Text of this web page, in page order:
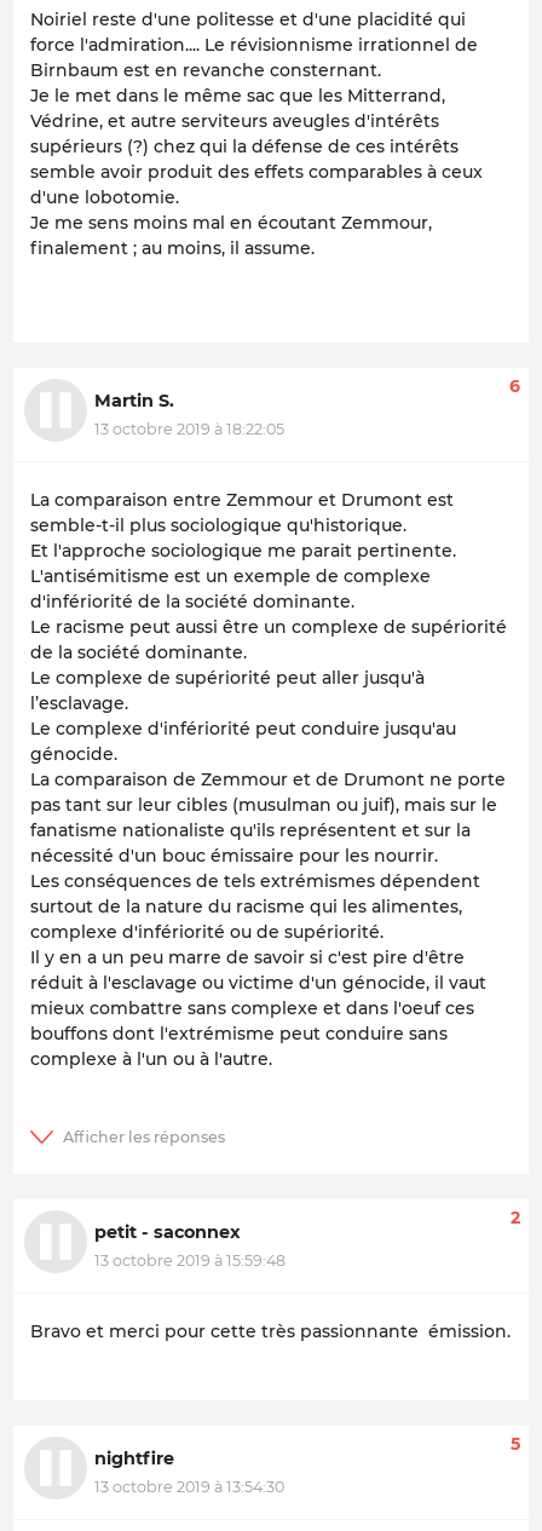
Noiriel reste d'une politesse et d'une placidité qui
force l'admiration.... Le révisionnisme irrationnel de
Birnbaum est en revanche consternant.
Je le met dans le même sac que les Mitterrand,
Védrine, et autre serviteurs aveugles d'intérêts
supérieurs (?) chez qui la défense de ces intérêts
semble avoir produit des effets comparables à ceux
d'une lobotomie.
Je me sens moins mal en écoutant Zemmour,
finalement ; au moins, il assume.
Martin S.
13 octobre 2019 à 18:22:05
6
La comparaison entre Zemmour et Drumont est
semble-t-il plus sociologique qu'historique.
Et l'approche sociologique me parait pertinente.
L'antisémitisme est un exemple de complexe
d'infériorité de la société dominante.
Le racisme peut aussi être un complexe de supériorité
de la société dominante.
Le complexe de supériorité peut aller jusqu'à
l’esclavage.
Le complexe d'infériorité peut conduire jusqu'au
génocide.
La comparaison de Zemmour et de Drumont ne porte
pas tant sur leur cibles (musulman ou juif), mais sur le
fanatisme nationaliste qu'ils représentent et sur la
nécessité d'un bouc émissaire pour les nourrir.
Les conséquences de tels extrémismes dépendent
surtout de la nature du racisme qui les alimentes,
complexe d'infériorité ou de supériorité.
Il y en a un peu marre de savoir si c'est pire d'être
réduit à l'esclavage ou victime d'un génocide, il vaut
mieux combattre sans complexe et dans l'oeuf ces
bouffons dont l'extrémisme peut conduire sans
complexe à l'un ou à l'autre.
petit - saconnex
13 octobre 2019 à 15:59:48
2
Bravo et merci pour cette très passionnante émission.
nightfire
13 octobre 2019 à 13:54:30
5